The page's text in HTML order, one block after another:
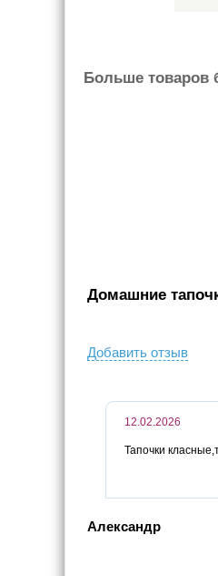
Больше товаров
Домашние
Добавить отзыв
12.02.2026
Тапочки
Александр